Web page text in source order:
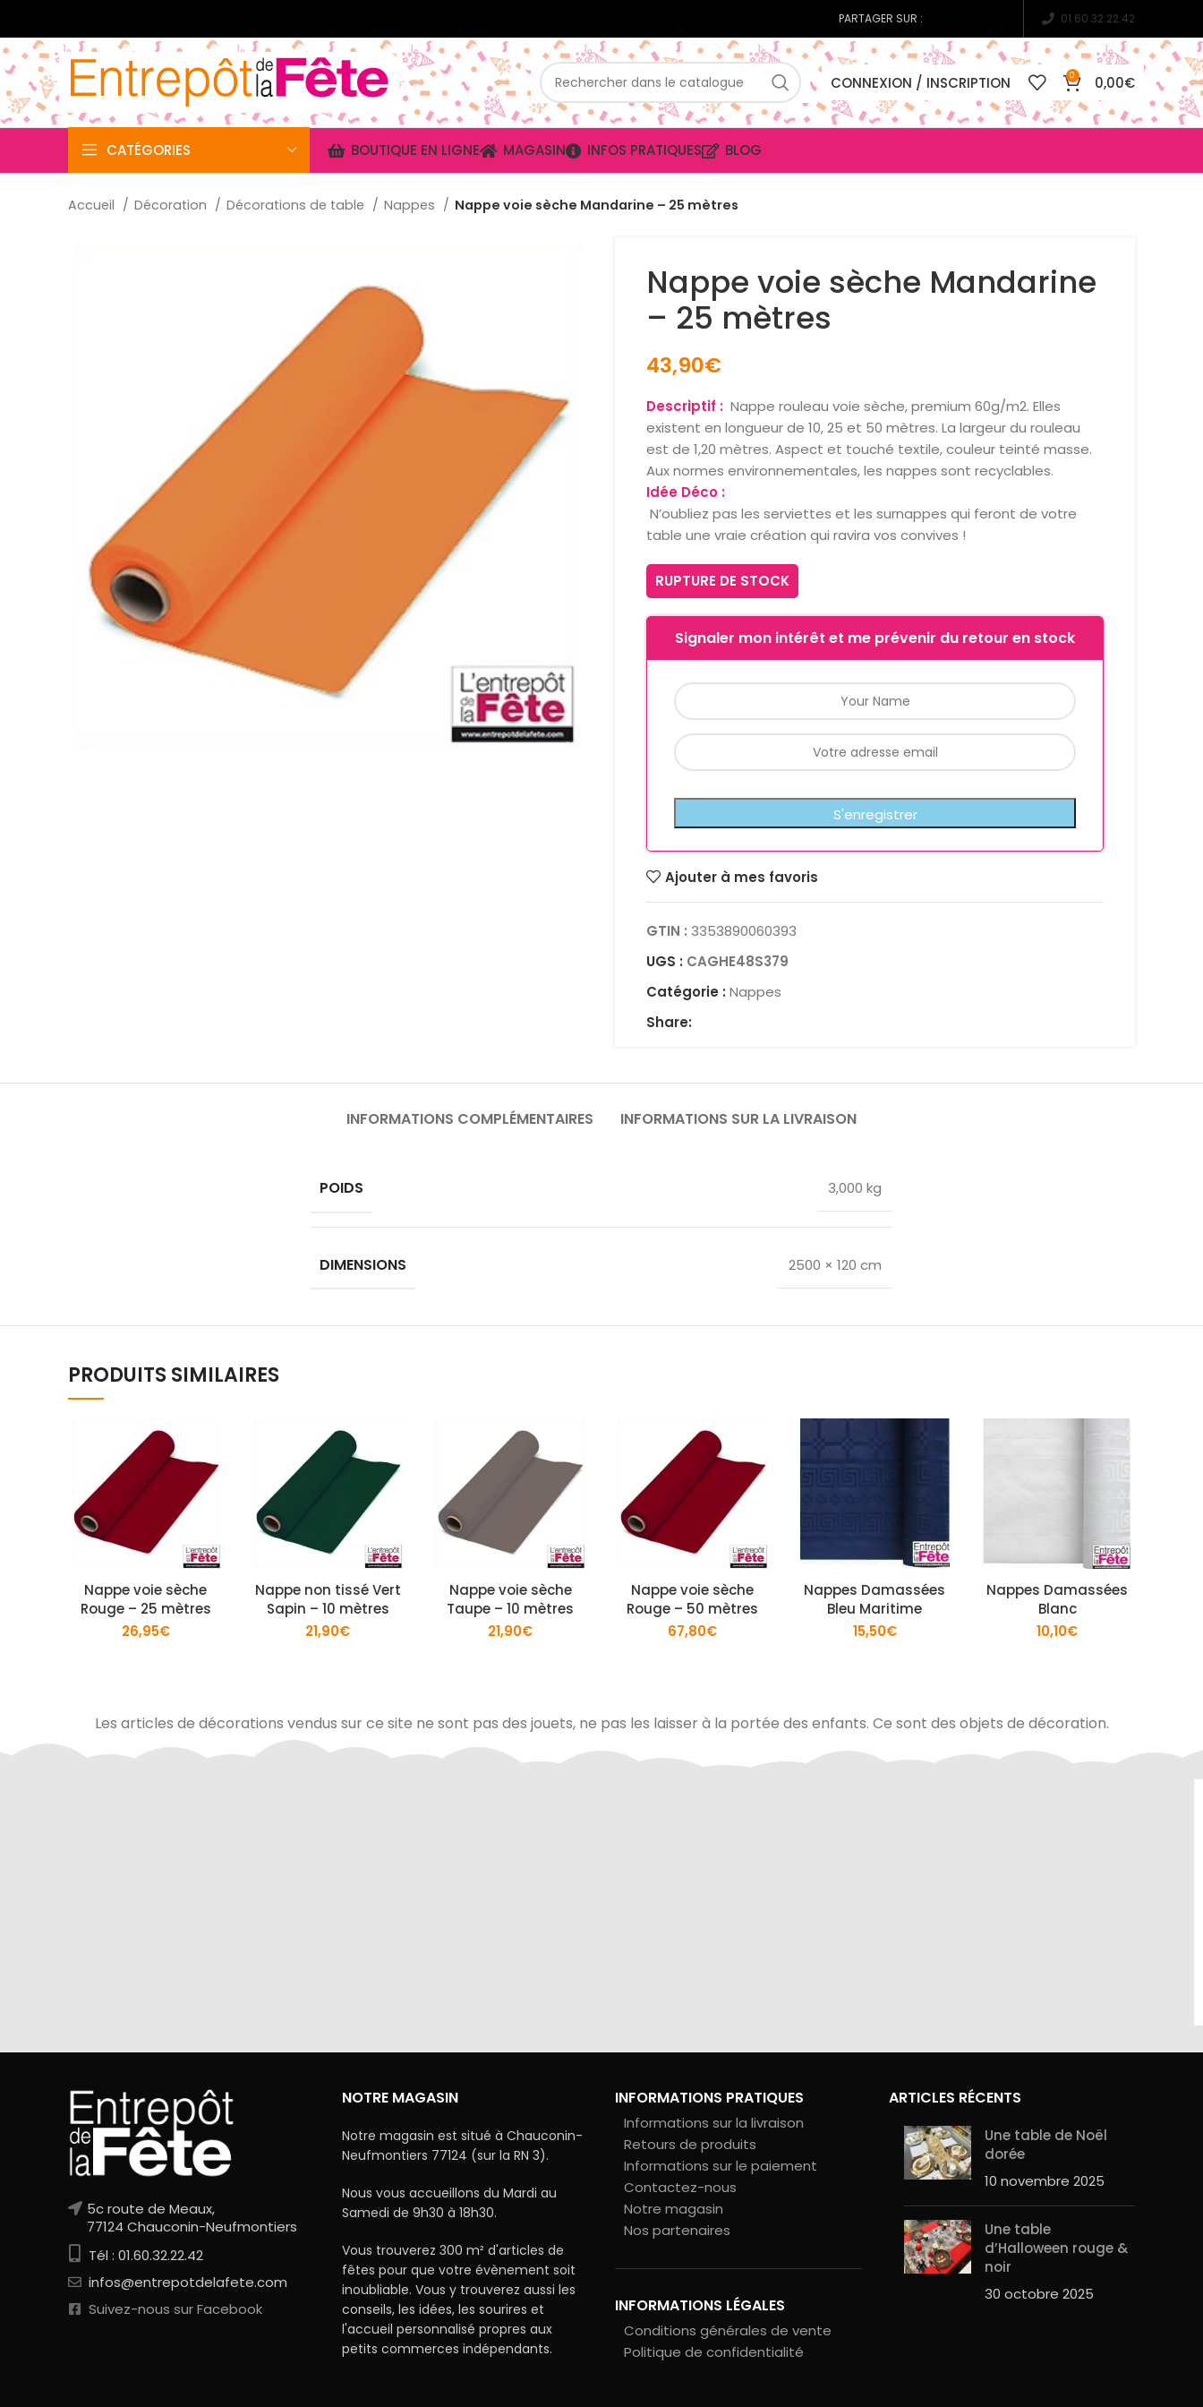
PARTAGER SUR : 01.60.32.22.42
CONNEXION / INSCRIPTION 0 0,00€
CATÉGORIES BOUTIQUE EN LIGNE MAGASIN INFOS PRATIQUES BLOG
Accueil Décoration Décorations de table Nappes Nappe voie sèche Mandarine – 25 mètres
Nappe voie sèche Mandarine
– 25 mètres
43,90€
Descriptif : Nappe rouleau voie sèche, premium 60g/m2. Elles
existent en longueur de 10, 25 et 50 mètres. La largeur du rouleau
est de 1,20 mètres. Aspect et touché textile, couleur teinté masse.
Aux normes environnementales, les nappes sont recyclables.
Idée Déco :
N’oubliez pas les serviettes et les surnappes qui feront de votre
table une vraie création qui ravira vos convives !
RUPTURE DE STOCK
Signaler mon intérêt et me prévenir du retour en stock
Ajouter à mes favoris
GTIN : 3353890060393
UGS : CAGHE48S379
Catégorie : Nappes
Share:
INFORMATIONS COMPLÉMENTAIRES INFORMATIONS SUR LA LIVRAISON
POIDS 3,000 kg
DIMENSIONS 2500 × 120 cm
PRODUITS SIMILAIRES
Nappe voie sèche
Rouge – 25 mètres
26,95€
Nappe non tissé Vert
Sapin – 10 mètres
21,90€
Nappe voie sèche
Taupe – 10 mètres
21,90€
Nappe voie sèche
Rouge – 50 mètres
67,80€
Nappes Damassées
Bleu Maritime
15,50€
Nappes Damassées
Blanc
10,10€
Les articles de décorations vendus sur ce site ne sont pas des jouets, ne pas les laisser à la portée des enfants. Ce sont des objets de décoration.
5c route de Meaux,
77124 Chauconin-Neufmontiers
Tél : 01.60.32.22.42
infos@entrepotdelafete.com
Suivez-nous sur Facebook
NOTRE MAGASIN
Notre magasin est situé à Chauconin-
Neufmontiers 77124 (sur la RN 3).
Nous vous accueillons du Mardi au
Samedi de 9h30 à 18h30.
Vous trouverez 300 m² d'articles de
fêtes pour que votre évènement soit
inoubliable. Vous y trouverez aussi les
conseils, les idées, les sourires et
l'accueil personnalisé propres aux
petits commerces indépendants.
INFORMATIONS PRATIQUES
Informations sur la livraison
Retours de produits
Informations sur le paiement
Contactez-nous
Notre magasin
Nos partenaires
INFORMATIONS LÉGALES
Conditions générales de vente
Politique de confidentialité
ARTICLES RÉCENTS
Une table de Noël
dorée
10 novembre 2025
Une table
d’Halloween rouge &
noir
30 octobre 2025